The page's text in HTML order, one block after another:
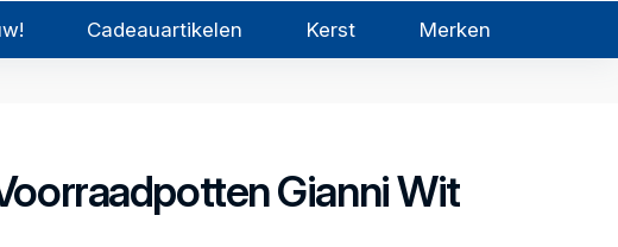
Cadeauartikelen Kerst Merken
Gianni Wit